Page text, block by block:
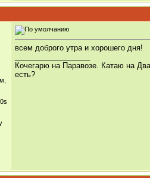
всем доброго утра и хорошего дня!
Кочегарю на Паравозе. Катаю на
есть?